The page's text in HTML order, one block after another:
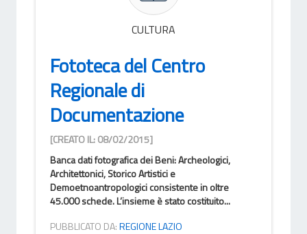
CULTURA
Fototeca del Centro
Regionale di
Documentazione
[CREATO IL: 08/02/2015]
Banca dati fotografica dei Beni: Archeologici,
Architettonici, Storico Artistici e
Demoetnoantropologici consistente in oltre
45.000 schede. L’insieme è stato costituito...
PUBBLICATO DA:REGIONE LAZIO